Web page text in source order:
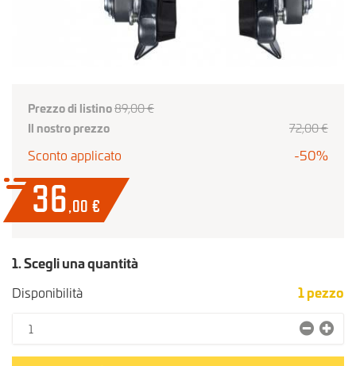
Prezzo di listino89,00 €
Il nostro prezzo
72,00 €
Sconto applicato -50%
36,00 €
1. Scegli una quantità
Disponibilità
1pezzo